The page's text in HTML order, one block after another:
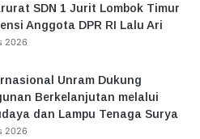
SDN 1 Jurit Lombok Timur
Anggota DPR RI Lalu Ari
2026
Unram Dukung
Berkelanjutan melalui
dan Lampu Tenaga Surya
2026